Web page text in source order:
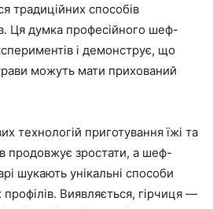
традиційних способів
Ця думка професійного шеф-
і демонструє, що
можуть мати прихований
технологій приготування їжі та
продовжує зростати, а шеф-
шукають унікальні способи
Виявляється, гірчиця —